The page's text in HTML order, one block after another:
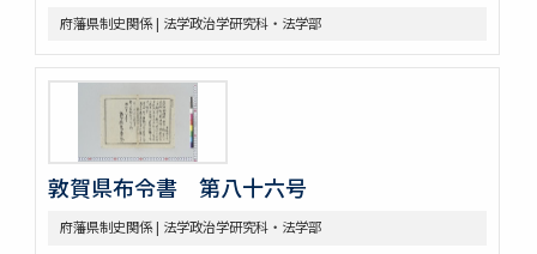
府藩県制史関係 | 法学政治学研究科・法学部
敦賀県布令書 第八十六号
府藩県制史関係 | 法学政治学研究科・法学部